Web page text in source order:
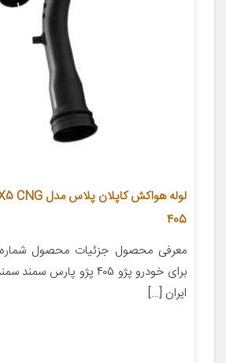
405
ایران […]